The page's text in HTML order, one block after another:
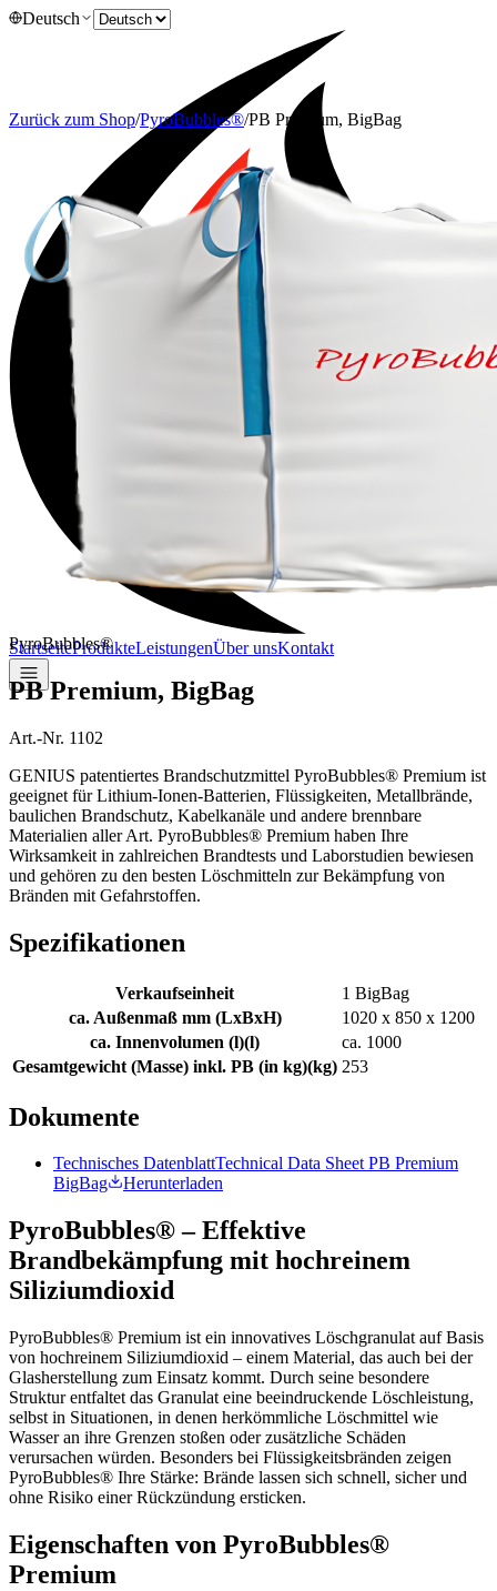
Deutsch
StartseiteProdukteLeistungenÜber unsKontakt
Zurück zum Shop/PyroBubbles®/PB Premium, BigBag
PyroBubbles®
PB Premium, BigBag
Art.-Nr. 1102
GENIUS patentiertes Brandschutzmittel PyroBubbles® Premium ist
geeignet für Lithium-Ionen-Batterien, Flüssigkeiten, Metallbrände,
baulichen Brandschutz, Kabelkanäle und andere brennbare
Materialien aller Art. PyroBubbles® Premium haben Ihre
Wirksamkeit in zahlreichen Brandtests und Laborstudien bewiesen
und gehören zu den besten Löschmitteln zur Bekämpfung von
Bränden mit Gefahrstoffen.
Spezifikationen
Verkaufseinheit
1 BigBag
ca. Außenmaß mm (LxBxH)
1020 x 850 x 1200
ca. Innenvolumen (l)(l)
ca. 1000
Gesamtgewicht (Masse) inkl. PB (in kg)(kg) 253
Dokumente
Technisches DatenblattTechnical Data Sheet PB Premium
BigBag
Herunterladen
PyroBubbles® – Effektive
Brandbekämpfung mit hochreinem
Siliziumdioxid
PyroBubbles® Premium ist ein innovatives Löschgranulat auf Basis
von hochreinem Siliziumdioxid – einem Material, das auch bei der
Glasherstellung zum Einsatz kommt. Durch seine besondere
Struktur entfaltet das Granulat eine beeindruckende Löschleistung,
selbst in Situationen, in denen herkömmliche Löschmittel wie
Wasser an ihre Grenzen stoßen oder zusätzliche Schäden
verursachen würden. Besonders bei Flüssigkeitsbränden zeigen
PyroBubbles® Ihre Stärke: Brände lassen sich schnell, sicher und
ohne Risiko einer Rückzündung ersticken.
Eigenschaften von PyroBubbles®
Premium